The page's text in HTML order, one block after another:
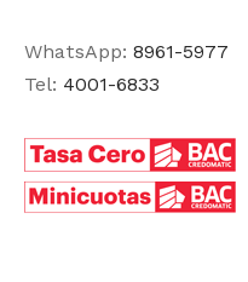
WhatsApp: 8961-5977
Tel: 4001-6833